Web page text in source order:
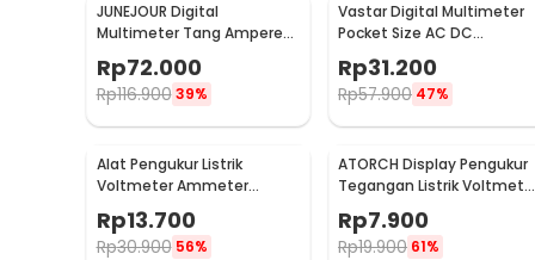
JUNEJOUR Digital
Multimeter Tang Ampere
Voltage NCV Tester Clamp
- DT266
Rp72.000
Rp116.900 39%
Vastar Digital Multimeter
Pocket Size AC DC
Multitester Portable -
DT830B
Rp31.200
Rp57.900 47%
Alat Pengukur Listrik
Voltmeter Ammeter
Electric DIY LED Display -
GN-0117
Rp13.700
Rp30.900 56%
ATORCH Display Pengukur
Tegangan Listrik Voltmeter
LED - 123
Rp7.900
Rp19.900 61%